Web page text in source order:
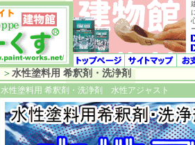
＞ 水性塗料用 希釈剤・洗浄剤
水性塗料用 希釈剤・洗浄剤 水性アジャスト